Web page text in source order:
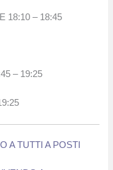
18:10 – 18:45
– 19:25
A TUTTI A POSTI